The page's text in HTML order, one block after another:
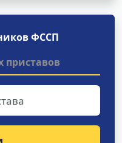
ФССП
приставов